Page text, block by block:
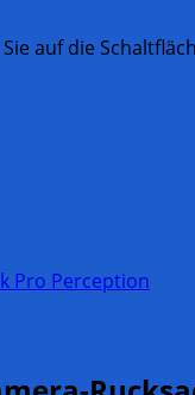
auf die
Pro Perception